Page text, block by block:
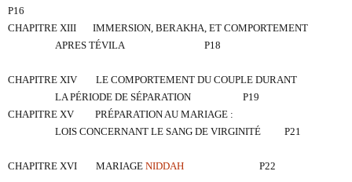
P16
CHAPITRE XIII
IMMERSION, BERAKHA, ET COMPORTEMENT
APRES TÉVILA
P18
CHAPITRE XIV
LE COMPORTEMENT DU COUPLE DURANT
LA PÉRIODE DE SÉPARATION
P19
CHAPITRE XV
PRÉPARATION AU MARIAGE :
LOIS CONCERNANT LE SANG DE VIRGINITÉ
P21
CHAPITRE XVI MARIAGE NIDDAH P22